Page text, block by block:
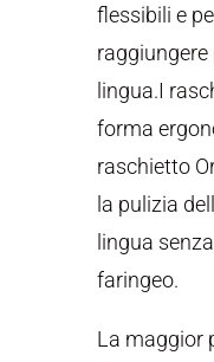
flessibili e
lingua.I
forma
raschietto
la pulizia
lingua
faringeo.
La maggior